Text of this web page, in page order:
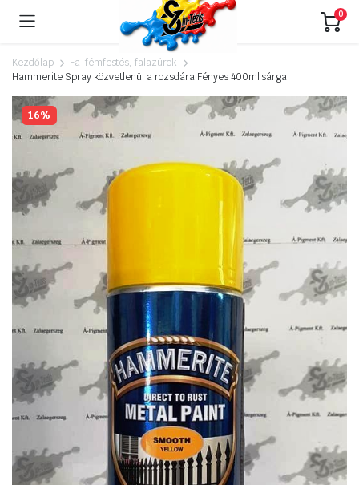
0
Kezdőlap
Fa-fémfestés, falazúrok
Hammerite Spray közvetlenül a rozsdára Fényes 400ml sárga
16%